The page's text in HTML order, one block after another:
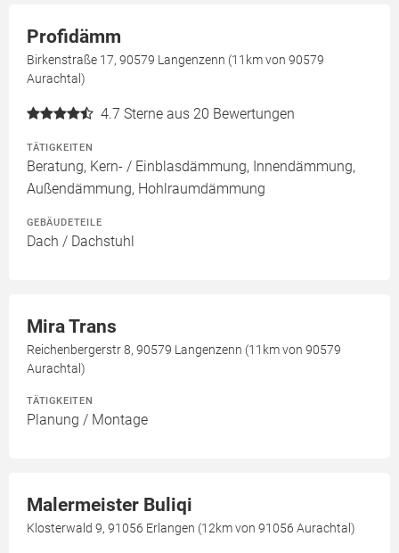
Profidämm
Birkenstraße 17, 90579 Langenzenn (11km von 90579
Aurachtal)
4.7 Sterne aus 20 Bewertungen
TÄTIGKEITEN
Beratung, Kern- / Einblasdämmung, Innendämmung,
Außendämmung, Hohlraumdämmung
GEBÄUDETEILE
Dach / Dachstuhl
Mira Trans
Reichenbergerstr 8, 90579 Langenzenn (11km von 90579
Aurachtal)
TÄTIGKEITEN
Planung / Montage
Malermeister Buliqi
Klosterwald 9, 91056 Erlangen (12km von 91056 Aurachtal)